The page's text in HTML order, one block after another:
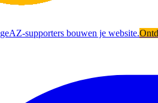
AZ-supporters bouwen je website.